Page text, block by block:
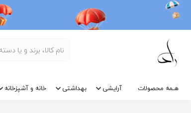
هـمه محصولات آرایشی بهداشتی خانه و آشپزخانه